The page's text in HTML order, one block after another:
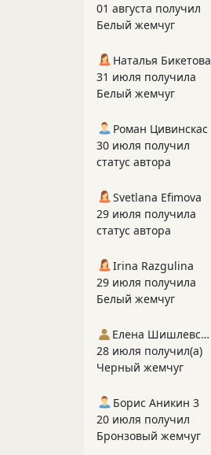
01 августа получил
Белый жемчуг
Наталья Бикетова
31 июля получила
Белый жемчуг
Роман Цивинскас
30 июля получил
статус автора
Svetlana Efimova
29 июля получила
статус автора
Irina Razgulina
29 июля получила
Белый жемчуг
Елена Шишлевская
28 июля получил(а)
Черный жемчуг
Борис Аникин 3
20 июля получил
Бронзовый жемчуг